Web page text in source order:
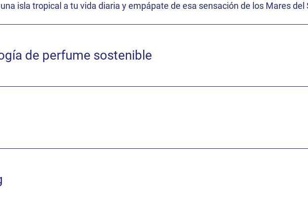
isla tropical a tu vida diaria y empápate de esa sensación de los Mares del
de perfume sostenible